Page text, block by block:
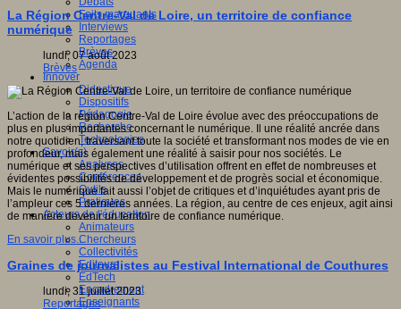
Faits marquants
Interviews
Reportages
Brèves
Agenda
Innover
Didactique
Dispositifs
Pédagogie
Recherche
Technologies
Savoir(s)
Analyses
Conférences
Outils
Pratiques
Acteurs de l'éducation
Animateurs
Chercheurs
Collectivités
Editeurs
EdTech
Encadrement
Enseignants
La Région Centre-Val de Loire, un territoire de confiance
numérique
lundi, 07 août 2023
Brèves
L’action de la région Centre-Val de Loire évolue avec des préoccupations de
plus en plus importantes concernant le numérique. Il une réalité ancrée dans
notre quotidien, traversant toute la société et transformant nos modes de vie en
profondeur, mais également une réalité à saisir pour nos sociétés. Le
numérique et ses perspectives d’utilisation offrent en effet de nombreuses et
évidentes possibilités de développement et de progrès social et économique.
Mais le numérique fait aussi l’objet de critiques et d’inquiétudes ayant pris de
l’ampleur ces 5 dernières années. La région, au centre de ces enjeux, agit ainsi
de manière devenir un territoire de confiance numérique.
En savoir plus...
Graines de journalistes au Festival International de Couthures
lundi, 31 juillet 2023
Reportages